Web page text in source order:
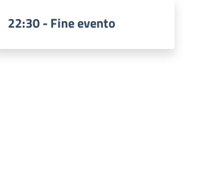
22:30 - Fine evento